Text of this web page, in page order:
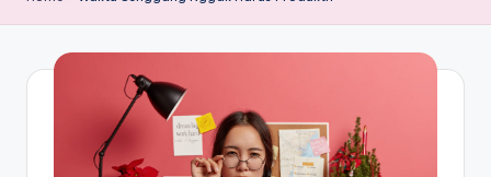
-
WIndonesia